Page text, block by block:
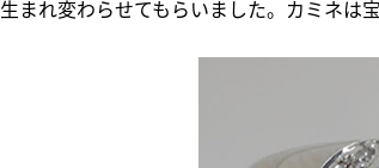
生まれ変わらせてもらいました。カミネは